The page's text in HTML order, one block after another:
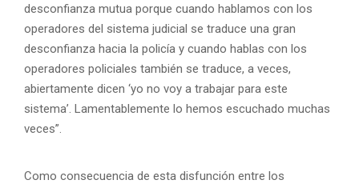
desconfianza mutua porque cuando hablamos con los
operadores del sistema judicial se traduce una gran
desconfianza hacia la policía y cuando hablas con los
operadores policiales también se traduce, a veces,
abiertamente dicen ‘yo no voy a trabajar para este
sistema’. Lamentablemente lo hemos escuchado muchas
veces”.
Como consecuencia de esta disfunción entre los